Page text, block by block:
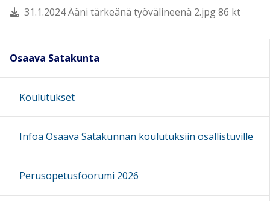
31.1.2024 Ääni tärkeänä työvälineenä 2.jpg 86 kt
Osaava Satakunta
Koulutukset
Infoa Osaava Satakunnan koulutuksiin osallistuville
Perusopetusfoorumi 2026